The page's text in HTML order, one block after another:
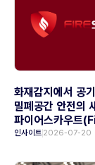
화재감지에서 공
밀폐공간 안전의
파이어스카우트
인사이트 2026-07-20